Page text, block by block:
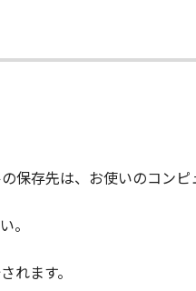
(2)または(3)により終了さ
了させることができます。
物のすべてを廃棄及び消去
1995), consisting of
in 48 C.F.R. 12.212
Government End
3-chome,
保存先は、お使いのコン
。
れます。